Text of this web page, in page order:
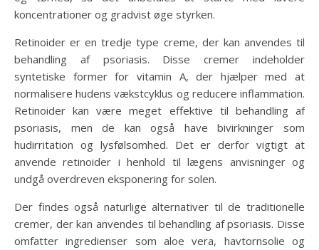
koncentrationer og gradvist øge styrken.
Retinoider er en tredje type creme, der kan anvendes til
behandling af psoriasis. Disse cremer indeholder
syntetiske former for vitamin A, der hjælper med at
normalisere hudens vækstcyklus og reducere inflammation.
Retinoider kan være meget effektive til behandling af
psoriasis, men de kan også have bivirkninger som
hudirritation og lysfølsomhed. Det er derfor vigtigt at
anvende retinoider i henhold til lægens anvisninger og
undgå overdreven eksponering for solen.
Der findes også naturlige alternativer til de traditionelle
cremer, der kan anvendes til behandling af psoriasis. Disse
omfatter ingredienser som aloe vera, havtornsolie og